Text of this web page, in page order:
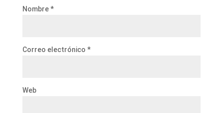
Nombre*
Correo electrónico *
Web